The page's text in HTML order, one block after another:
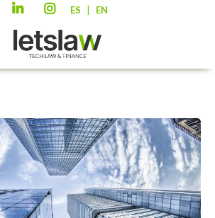
ES EN